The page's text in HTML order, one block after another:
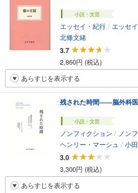
小説・文芸
エッセイ・紀行 / エッセイ
北條文緒
3.7
2,860円 (税込)
あらすじを表示する
残された時間――脳外科
小説・文芸
ノンフィクション / ノンフィク
ヘンリー・マーシュ / 小
3.0
3,300円 (税込)
あらすじを表示する